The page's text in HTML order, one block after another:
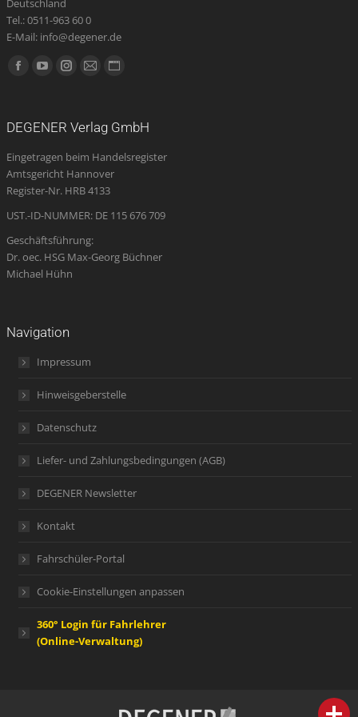
Deutschland
Tel.: 0511-963 60 0
E-Mail: info@degener.de
Finden Sie uns auf:
Facebook
new
window
YouTube
new
window
Instagram
new
window
E-
opens
in
new
Website
new
DEGENER Verlag GmbH
Eingetragen beim Handelsregister
Amtsgericht Hannover
Register-Nr. HRB 4133
UST.-ID-NUMMER: DE 115 676 709
Geschäftsführung:
Dr. oec. HSG Max-Georg Büchner
Michael Hühn
Navigation
Impressum
Hinweisgeberstelle
Datenschutz
Liefer- und Zahlungsbedingungen (AGB)
DEGENER Newsletter
Kontakt
Fahrschüler-Portal
Cookie-Einstellungen anpassen
360° Login für Fahrlehrer
(Online-Verwaltung)
person IHR FACHBERATER